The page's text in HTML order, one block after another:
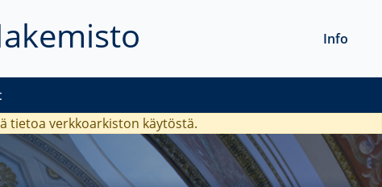
Info
tietoa verkkoarkiston käytöstä.